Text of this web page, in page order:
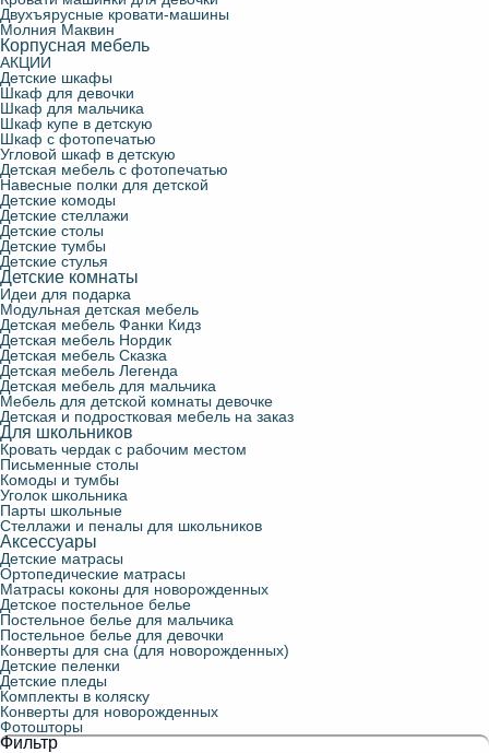
Двухъярусные кровати-машины
Молния Маквин
Корпусная мебель
АКЦИИ
Детские шкафы
Шкаф для девочки
Шкаф для мальчика
Шкаф купе в детскую
Шкаф с фотопечатью
Угловой шкаф в детскую
Детская мебель с фотопечатью
Навесные полки для детской
Детские комоды
Детские стеллажи
Детские столы
Детские тумбы
Детские стулья
Детские комнаты
Идеи для подарка
Модульная детская мебель
Детская мебель Фанки Кидз
Детская мебель Нордик
Детская мебель Сказка
Детская мебель Легенда
Детская мебель для мальчика
Мебель для детской комнаты девочке
Детская и подростковая мебель на заказ
Для школьников
Кровать чердак с рабочим местом
Письменные столы
Комоды и тумбы
Уголок школьника
Парты школьные
Стеллажи и пеналы для школьников
Аксессуары
Детские матрасы
Ортопедические матрасы
Матрасы коконы для новорожденных
Детское постельное белье
Постельное белье для мальчика
Постельное белье для девочки
Конверты для сна (для новорожденных)
Детские пеленки
Детские пледы
Комплекты в коляску
Конверты для новорожденных
Фотошторы
Фильтр